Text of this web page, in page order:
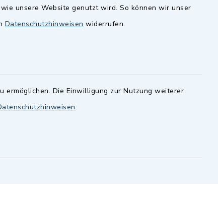
unsere Website genutzt wird. So können wir unser
Datenschutzhinweisen widerrufen.
ermöglichen. Die Einwilligung zur Nutzung weiterer
.
.